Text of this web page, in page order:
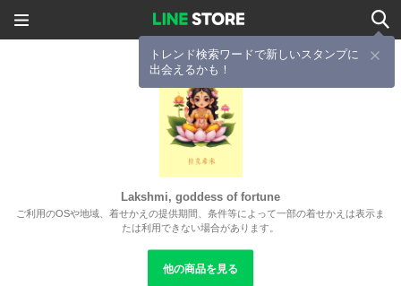
トレンド検索ワードで新しいスタンプに
出会えるかも！
Lakshmi, goddess of fortune
ご利用のOSや地域、着せかえの提供期間、条件等によって一部の着せかえは表示ま
たは利用できない場合があります。
他の商品を見る